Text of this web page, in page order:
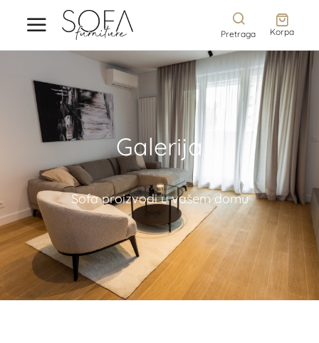
Pretraga Korpa
Galerija
Sofa proizvodi u vašem domu